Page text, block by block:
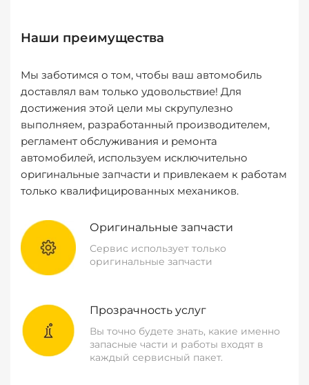
Наши преимущества
Мы заботимся о том, чтобы ваш автомобиль
доставлял вам только удовольствие! Для
достижения этой цели мы скрупулезно
выполняем, разработанный производителем,
регламент обслуживания и ремонта
автомобилей, используем исключительно
оригинальные запчасти и привлекаем к работам
только квалифицированных механиков.
Оригинальные запчасти
Сервис использует только
оригинальные запчасти
Прозрачность услуг
Вы точно будете знать, какие именно
запасные части и работы входят в
каждый сервисный пакет.